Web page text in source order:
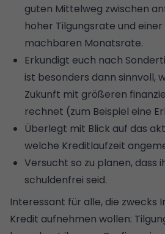
guten Mittelweg zwischen
hoher Tilgungsrate und
machbaren Monatsrate.
Erkundigt euch nach
ist besonders dann sinnvoll,
Zukunft mit größeren
rechnet (zum Beispiel eine
Überlegt mit Blick auf das
welche Kreditlaufzeit
Versucht so zu planen, dass
schuldenfrei seid.
Interessant für alle, die zwecks
Kredit aufnehmen wollen: